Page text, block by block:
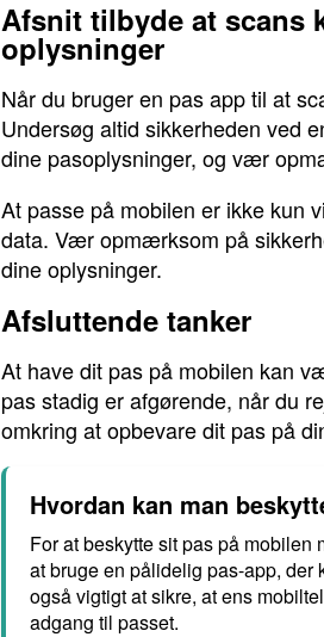
Afsnit tilbyde at scans
oplysninger
Når du bruger en pas app til at
Undersøg altid sikkerheden ved
dine pasoplysninger, og vær
At passe på mobilen er ikke kun
data. Vær opmærksom på
dine oplysninger.
Afsluttende tanker
At have dit pas på mobilen kan
pas stadig er afgørende, når du
omkring at opbevare dit pas på
Hvordan kan man
For at beskytte sit pas på
at bruge en pålidelig pas-app,
også vigtigt at sikre, at ens
adgang til passet.